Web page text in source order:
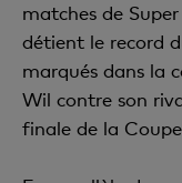
matches de
détient le record
marqués dans la
Wil contre son
finale de la